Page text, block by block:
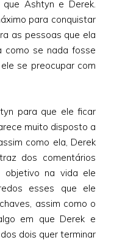
Ashtyn e Derek.
para conquistar
as pessoas que ela
como se nada fosse
se preocupar com
para que ele ficar
muito disposto a
como ela, Derek
dos comentários
na vida ele
esses que ele
assim como o
em que Derek e
dois quer terminar